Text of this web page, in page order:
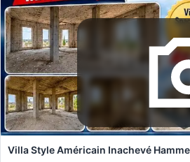
Villa Style Américain Inachevé